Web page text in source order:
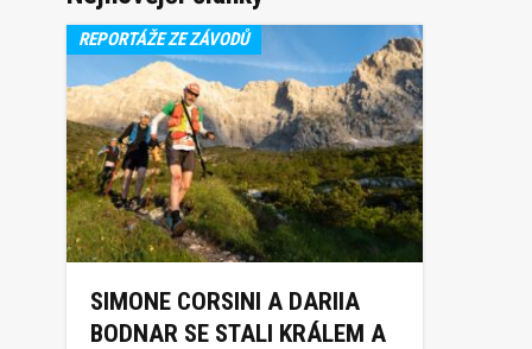
REPORTÁŽE ZE ZÁVODŮ
SIMONE CORSINI A DARIIA
BODNAR SE STALI KRÁLEM A